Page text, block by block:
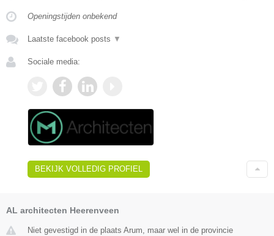
Openingstijden onbekend
Laatste facebook posts ▼
Sociale media:
BEKIJK VOLLEDIG PROFIEL
AL architecten Heerenveen
Niet gevestigd in de plaats Arum, maar wel in de provincie